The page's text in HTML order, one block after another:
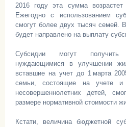
2016 году эта сумма
Ежегодно с использованием
смогут более двух тысяч семей.
будет направлено на выплату
Субсидии могут получить
нуждающимися в улучшении
вставшие на учет до 1 марта
семьи, состоящие на учете
несовершеннолетних детей,
размере нормативной стоимости
Кстати, величина бюджетной